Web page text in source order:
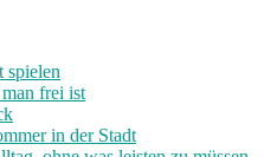
spielen
frei ist
in der Stadt